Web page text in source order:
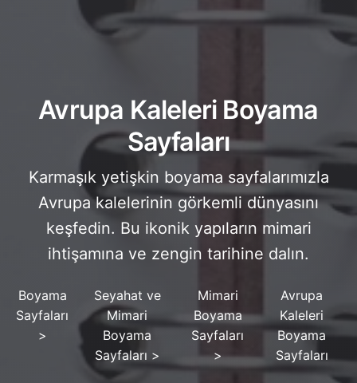
Avrupa Kaleleri Boyama
Sayfaları
Karmaşık yetişkin boyama sayfalarımızla
Avrupa kalelerinin görkemli dünyasını
keşfedin. Bu ikonik yapıların mimari
ihtişamına ve zengin tarihine dalın.
Boyama
Sayfaları
>
Seyahat ve
Mimari
Boyama
Sayfaları >
Mimari
Boyama
Sayfaları
>
Avrupa
Kaleleri
Boyama
Sayfaları